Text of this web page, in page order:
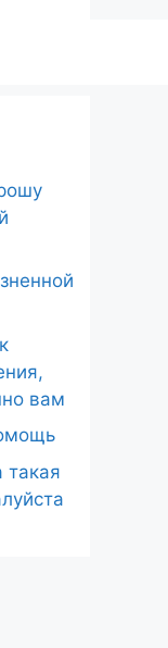
вам
такая